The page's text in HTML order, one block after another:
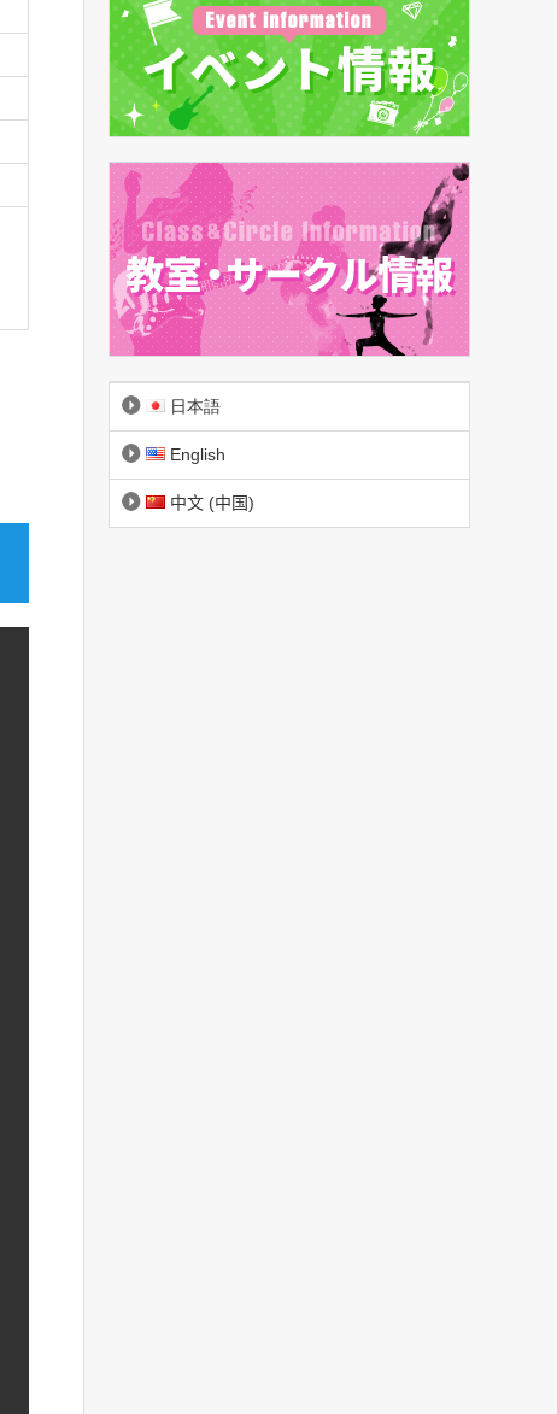
日本語
English
中文 (中国)